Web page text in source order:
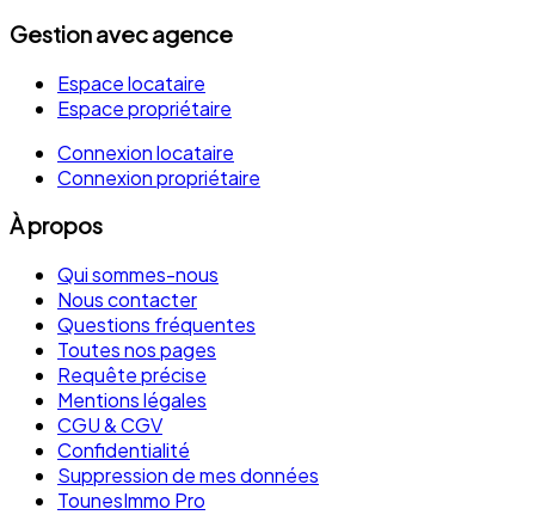
Gestion avec agence
Espace locataire
Espace propriétaire
Connexion locataire
Connexion propriétaire
À propos
Qui sommes-nous
Nous contacter
Questions fréquentes
Toutes nos pages
Requête précise
Mentions légales
CGU & CGV
Confidentialité
Suppression de mes données
TounesImmo Pro